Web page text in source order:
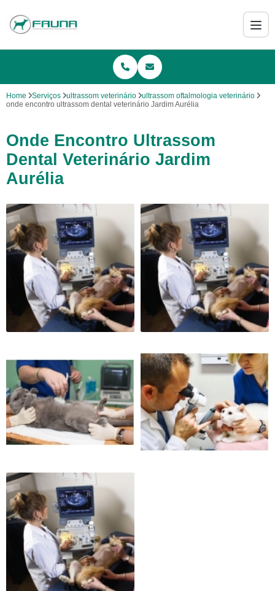
Home Serviços ultrassom veterinário
ultrassom oftalmologia veterinário
onde encontro ultrassom dental veterinário Jardim Aurélia
Onde Encontro Ultrassom
Dental Veterinário Jardim
Aurélia